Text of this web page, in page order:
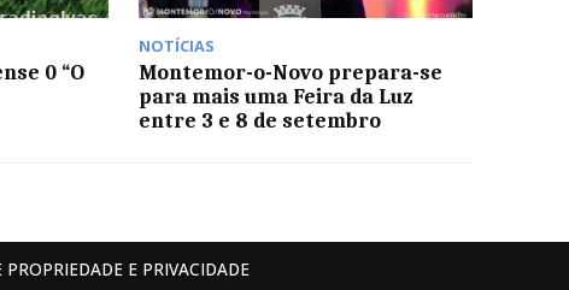
0 “O
NOTÍCIAS
Montemor-o-Novo prepara-se
para mais uma Feira da Luz
entre 3 e 8 de setembro
E PRIVACIDADE